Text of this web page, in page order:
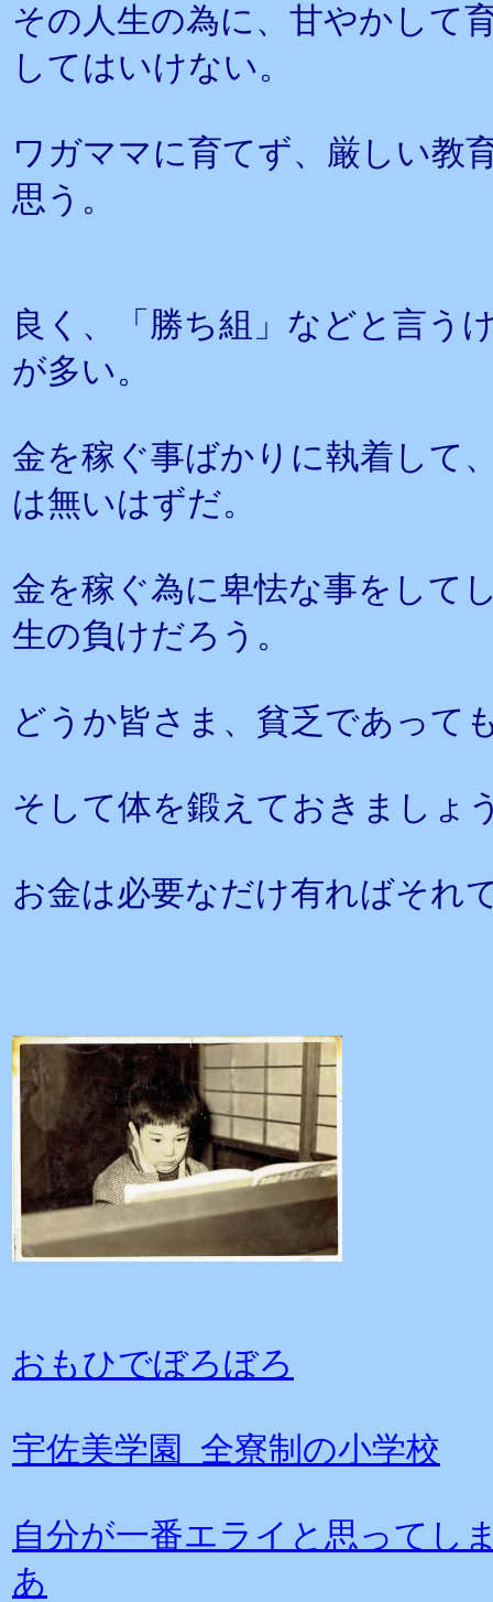
その人生の為に、甘やかして
してはいけない。
ワガママに育てず、厳しい教
思う。
良く、「勝ち組」などと言う
が多い。
金を稼ぐ事ばかりに執着して
は無いはずだ。
金を稼ぐ為に卑怯な事をして
生の負けだろう。
どうか皆さま、貧乏であって
そして体を鍛えておきましょ
お金は必要なだけ有ればそれ
おもひでぼろぼろ
宇佐美学園 全寮制の小学校
自分が一番エライと思って
あ